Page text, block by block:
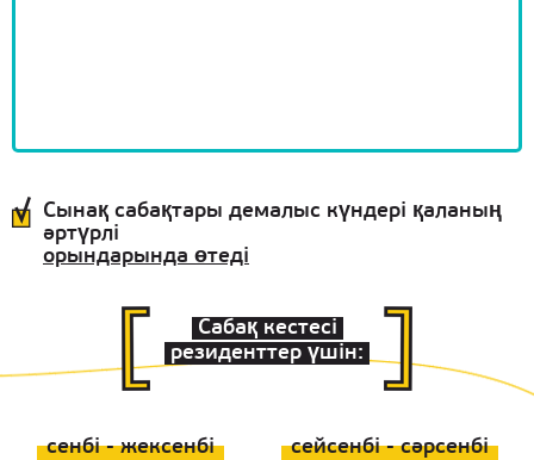
Сынақ сабақтары демалыс күндері қаланың
әртүрлі
орындарында өтеді
Сабақ кестесі
резиденттер үшін:
сенбі - жексенбі сейсенбі - сәрсенбі